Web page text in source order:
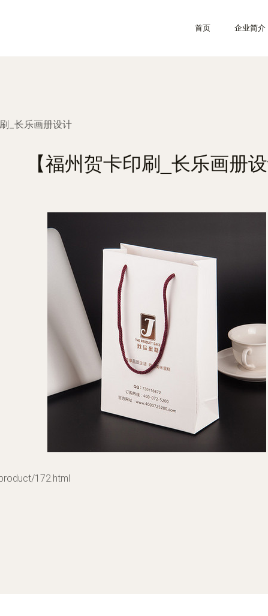
首页 企业简介
_长乐画册设计
【福州贺卡印刷_长乐画册
172.html